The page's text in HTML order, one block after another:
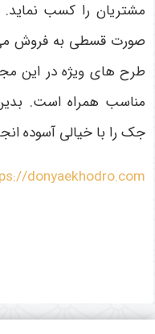
مشتریان را کسب نماید.
صورت قسطی به فروش
طرح های ویژه در این
مناسب همراه است.
جک را با خیالی آسوده
donyaekhodro.com/